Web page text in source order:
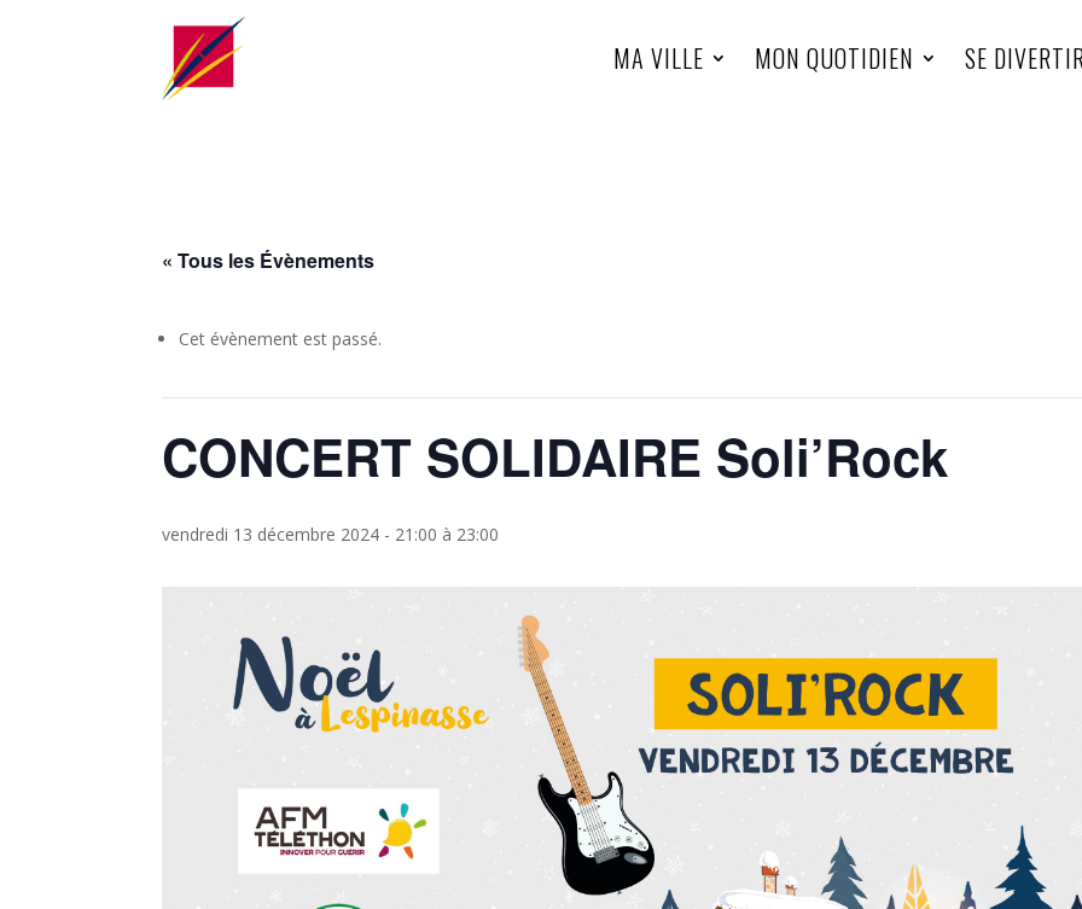
MA VILLE MON QUOTIDIEN SE
« Tous les Évènements
Cet évènement est passé.
CONCERT SOLIDAIRE Soli’Rock
vendredi 13 décembre 2024 - 21:00 à 23:00